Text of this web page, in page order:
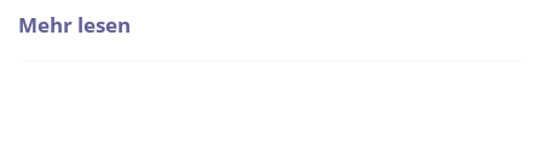
Mehr lesen